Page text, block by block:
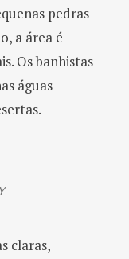
pedras
a área é
Os banhistas
águas
claras,